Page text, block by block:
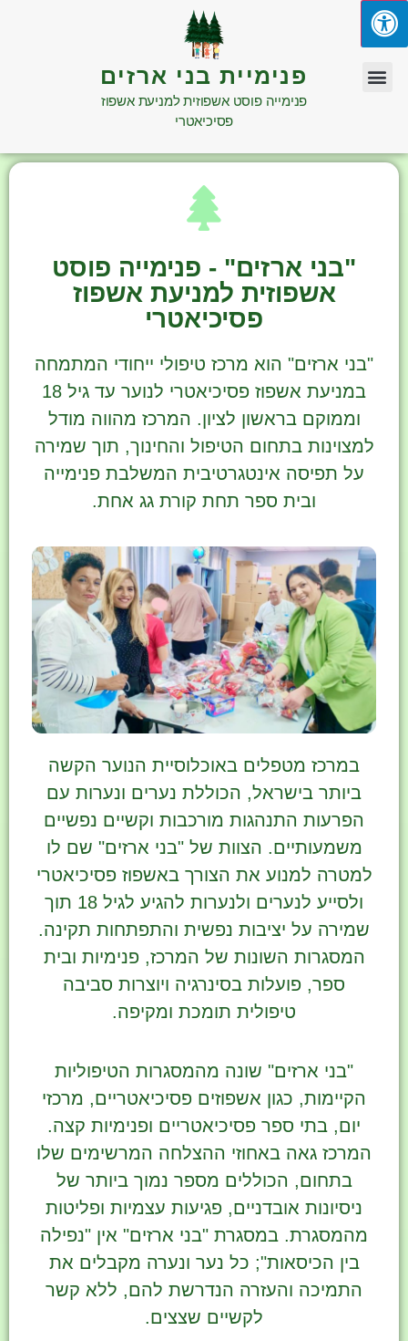
פנימיית בני ארזים
פנימייה פוסט אשפוזית למניעת אשפוז
פסיכיאטרי
"בני ארזים" - פנימייה פוסט
אשפוזית למניעת אשפוז
פסיכיאטרי
"בני ארזים" הוא מרכז טיפולי ייחודי המתמחה
במניעת אשפוז פסיכיאטרי לנוער עד גיל 18
וממוקם בראשון לציון. המרכז מהווה מודל
למצוינות בתחום הטיפול והחינוך, תוך שמירה
על תפיסה אינטגרטיבית המשלבת פנימייה
ובית ספר תחת קורת גג אחת.
במרכז מטפלים באוכלוסיית הנוער הקשה
ביותר בישראל, הכוללת נערים ונערות עם
הפרעות התנהגות מורכבות וקשיים נפשיים
משמעותיים. הצוות של "בני ארזים" שם לו
למטרה למנוע את הצורך באשפוז פסיכיאטרי
ולסייע לנערים ולנערות להגיע לגיל 18 תוך
שמירה על יציבות נפשית והתפתחות תקינה.
המסגרות השונות של המרכז, פנימיות ובית
ספר, פועלות בסינרגיה ויוצרות סביבה
טיפולית תומכת ומקיפה.
"בני ארזים" שונה מהמסגרות הטיפוליות
הקיימות, כגון אשפוזים פסיכיאטריים, מרכזי
יום, בתי ספר פסיכיאטריים ופנימיות קצה.
המרכז גאה באחוזי ההצלחה המרשימים שלו
בתחום, הכוללים מספר נמוך ביותר של
ניסיונות אובדניים, פגיעות עצמיות ופליטות
מהמסגרת. במסגרת "בני ארזים" אין "נפילה
בין הכיסאות"; כל נער ונערה מקבלים את
התמיכה והעזרה הנדרשת להם, ללא קשר
לקשיים שצצים.